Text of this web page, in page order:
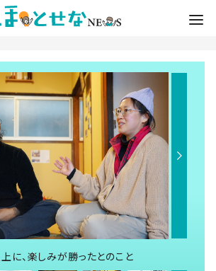
に、楽しみが勝ったとのこと